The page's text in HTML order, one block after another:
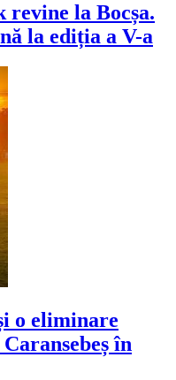
la Bocșa.
la ediția a V-a
o eliminare
în